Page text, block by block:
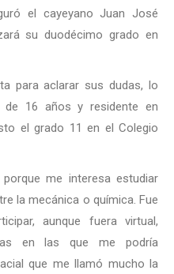
el cayeyano Juan José
su duodécimo grado en
para aclarar sus dudas, lo
de 16 años y residente en
el grado 11 en el Colegio
me interesa estudiar
la mecánica o química. Fue
aunque fuera virtual,
en las que me podría
que me llamó mucho la